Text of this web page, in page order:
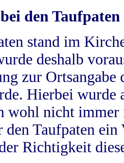
den Taufpaten
stand im
deshalb
zur
Hierbei wurde
wohl nicht
den Taufpaten
Richtigkeit